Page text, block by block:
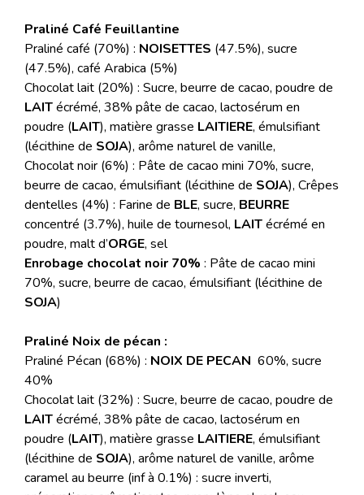
Praliné Café Feuillantine
Praliné café (70%) : NOISETTES (47.5%), sucre
(47.5%), café Arabica (5%)
Chocolat lait (20%) : Sucre, beurre de cacao, poudre de
LAITécrémé, 38% pâte de cacao, lactosérum en
poudre (LAIT), matière grasse LAITIERE, émulsifiant
(lécithine de SOJA), arôme naturel de vanille,
Chocolat noir (6%) : Pâte de cacao mini 70%, sucre,
beurre de cacao, émulsifiant (lécithine de SOJA), Crêpes
dentelles (4%) : Farine de BLE, sucre, BEURRE
concentré (3.7%), huile de tournesol, LAITécrémé en
poudre, malt d’ORGE, sel
Enrobage chocolat noir 70% : Pâte de cacao mini
70%, sucre, beurre de cacao, émulsifiant (lécithine de
SOJA)
Praliné Noix de pécan :
Praliné Pécan (68%) : NOIX DE PECAN 60%, sucre
40%
Chocolat lait (32%) : Sucre, beurre de cacao, poudre de
LAITécrémé, 38% pâte de cacao, lactosérum en
poudre (LAIT), matière grasse LAITIERE, émulsifiant
(lécithine de SOJA), arôme naturel de vanille, arôme
caramel au beurre (inf à 0.1%) : sucre inverti,